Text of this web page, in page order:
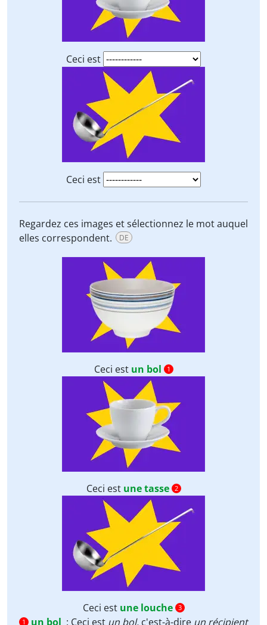
Ceci est
Ceci est
Regardez ces images et sélectionnez le mot auquel
elles correspondent.
DE
Ceci est un bol 1
Ceci est une tasse 2
Ceci est une louche
3
1
un bol : Ceci est un bol, c'est-à-dire un récipient